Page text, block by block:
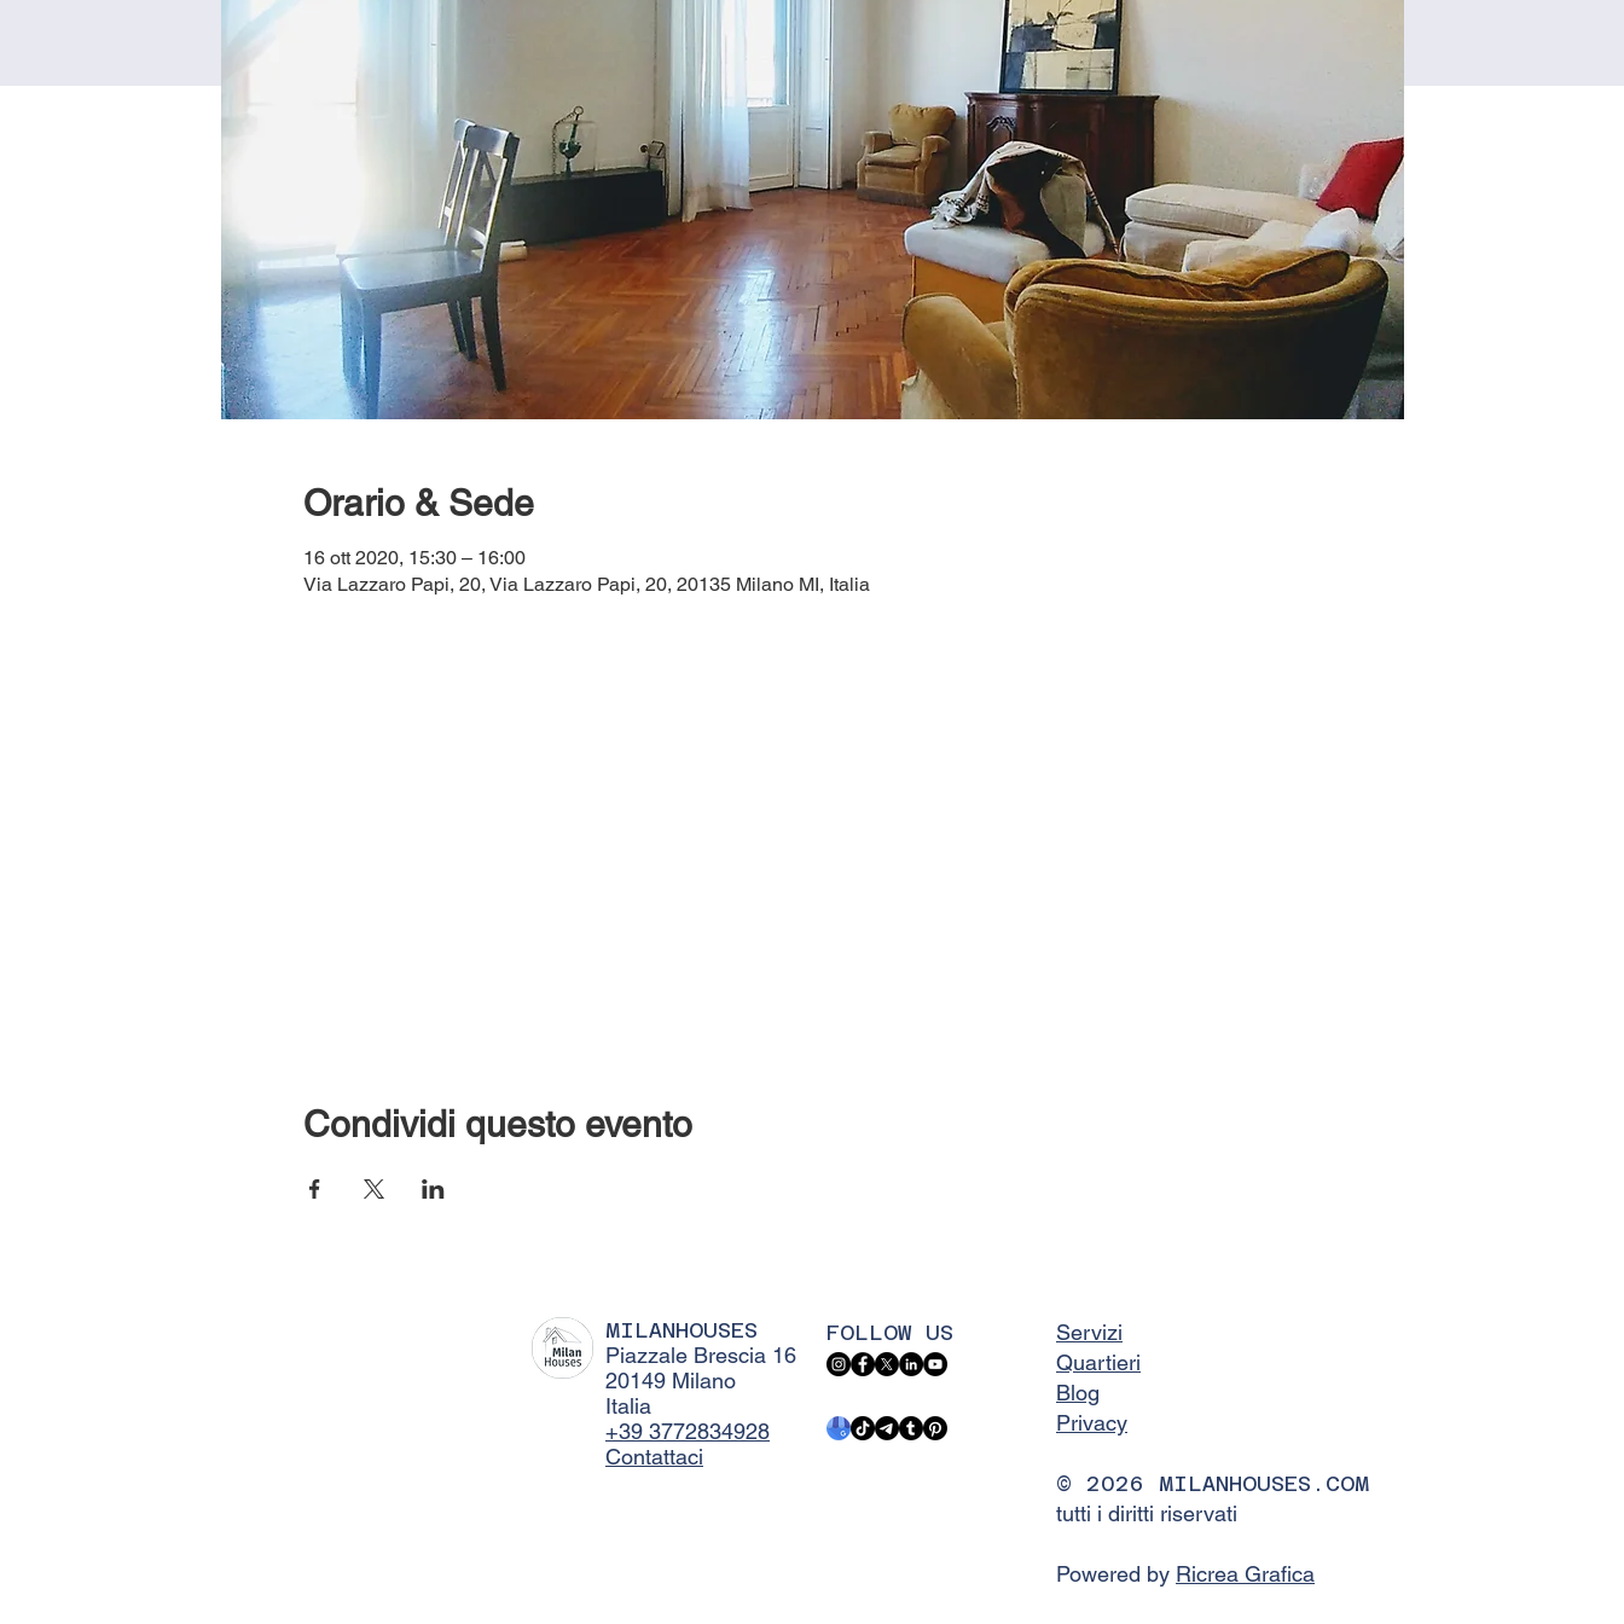
Orario & Sede
16 ott 2020, 15:30 – 16:00
Via Lazzaro Papi, 20, Via Lazzaro Papi, 20, 20135 Milano MI, Italia
Condividi questo evento
MILANHOUSES
Piazzale Brescia 16
20149 Milano
Italia
+39 3772834928
Contattaci
FOLLOW US
Servizi
Quartieri
Blog
Privacy
© 2026 MILANHOUSES.COM
tutti i diritti riservati
Powered by Ricrea Grafica